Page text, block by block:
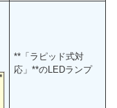
**「ラピッド式対
応」**のLEDランプ